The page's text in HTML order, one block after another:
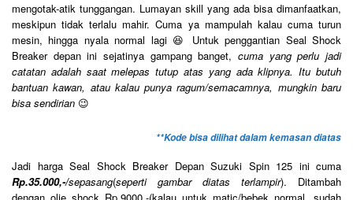
mengotak-atik tunggangan. Lumayan skill yang ada bisa dimanfaatkan,
meskipun tidak terlalu mahir. Cuma ya mampulah kalau cuma turun
mesin, hingga nyala normal lagi 😆 Untuk penggantian Seal Shock
Breaker depan ini sejatinya gampang banget, cuma yang perlu jadi
catatan adalah saat melepas tutup atas yang ada klipnya. Itu butuh
bantuan kawan, atau kalau punya ragum/semacamnya, mungkin baru
bisa sendirian 😉
**Kode bisa dilihat dalam kemasan diatas
Jadi harga Seal Shock Breaker Depan Suzuki Spin 125 ini cuma
Rp.35.000,-/sepasang(seperti gambar diatas terlampir). Ditambah
dengan olie shock Rp.9000,-(kalau untuk matic/bebek normal, sudah